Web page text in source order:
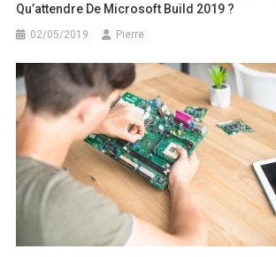
Qu’attendre De Microsoft Build 2019 ?
02/05/2019 Pierre